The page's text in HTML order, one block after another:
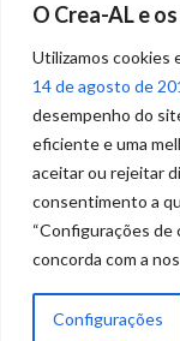
O Crea-AL e
Utilizamos cookies
14 de agosto de
desempenho do
eficiente e uma
aceitar ou rejeitar
consentimento a
“Configurações de
concorda com a
Configurações
Portal
Acesso à
Informação
Política de
Privacidade de
Ouvidoria
(82) 2123 0864